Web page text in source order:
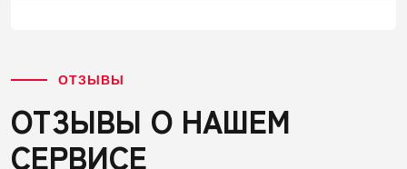
ОТЗЫВЫ
ОТЗЫВЫ О НАШЕМ
СЕРВИСЕ